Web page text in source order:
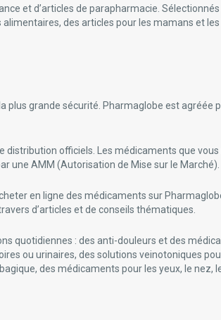
et d’articles de parapharmacie.
des articles pour les mamans et
grande sécurité. Pharmaglobe est agréée
officiels. Les médicaments que
une AMM (Autorisation de Mise sur le Marché).
en ligne des médicaments sur
d’articles et de conseils thématiques.
quotidiennes : des anti-douleurs et des
ou urinaires, des solutions veinotoniques
des médicaments pour les yeux, le nez,